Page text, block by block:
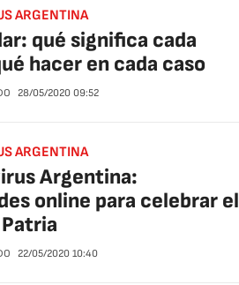
ARGENTINA
qué significa cada
hacer en cada caso
28/05/2020 09:52
ARGENTINA
Argentina:
online para celebrar el
22/05/2020 10:40